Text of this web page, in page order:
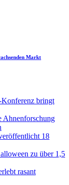
Markt
Konferenz bringt
Ahnenforschung
18
zu über 1,5
rasant